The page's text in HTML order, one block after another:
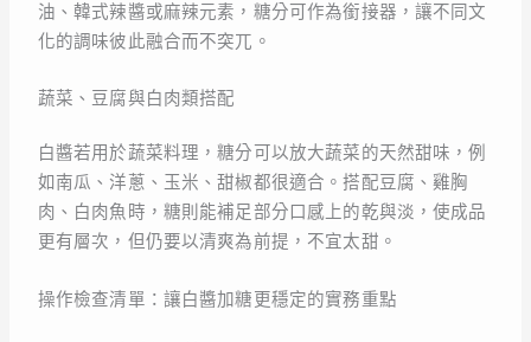
油、韓式辣醬或麻辣元素，糖分可作為銜接器，讓不同文
化的調味彼此融合而不突兀。
蔬菜、豆腐與白肉類搭配
白醬若用於蔬菜料理，糖分可以放大蔬菜的天然甜味，例
如南瓜、洋蔥、玉米、甜椒都很適合。搭配豆腐、雞胸
肉、白肉魚時，糖則能補足部分口感上的乾與淡，使成品
更有層次，但仍要以清爽為前提，不宜太甜。
操作檢查清單：讓白醬加糖更穩定的實務重點